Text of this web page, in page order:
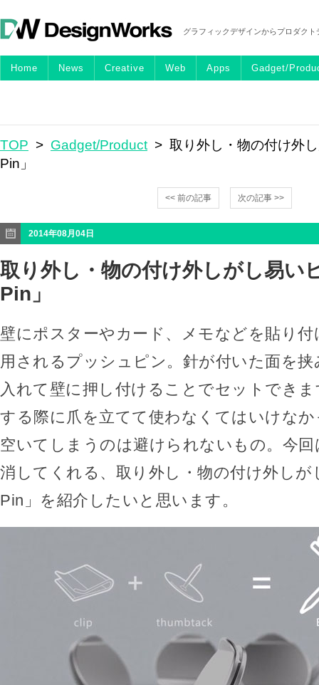
グラフィックデザインからプロダク
Home News Creative Web Apps Gadget/
TOP > Gadget/Product > 取り外し・物の付け外
Pin」
<< 前の記事 次の記事 >>
2014年08月04日
取り外し・物の付け外しがし易い
Pin」
壁にポスターやカード、メモなどを貼り
用されるプッシュピン。針が付いた面を
入れて壁に押し付けることでセットでき
する際に爪を立てて使わなくてはいけな
空いてしまうのは避けられないもの。今
消してくれる、取り外し・物の付け外しが
Pin」を紹介したいと思います。